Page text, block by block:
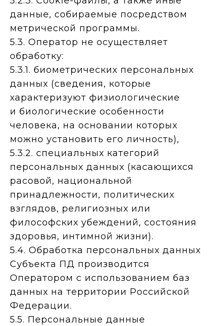
данные, собираемые посредством
метрической программы.
5.3. Оператор не осуществляет
обработку:
5.3.1. биометрических персональных
данных (сведения, которые
характеризуют физиологические
и биологические особенности
человека, на основании которых
можно установить его личность),
5.3.2. специальных категорий
персональных данных (касающихся
расовой, национальной
принадлежности, политических
взглядов, религиозных или
философских убеждений, состояния
здоровья, интимной жизни).
5.4. Обработка персональных данных
Субъекта ПД производится
Оператором с использованием баз
данных на территории Российской
Федерации.
5.5. Персональные данные